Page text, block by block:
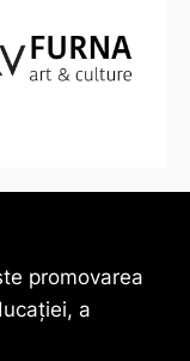
promovarea
a